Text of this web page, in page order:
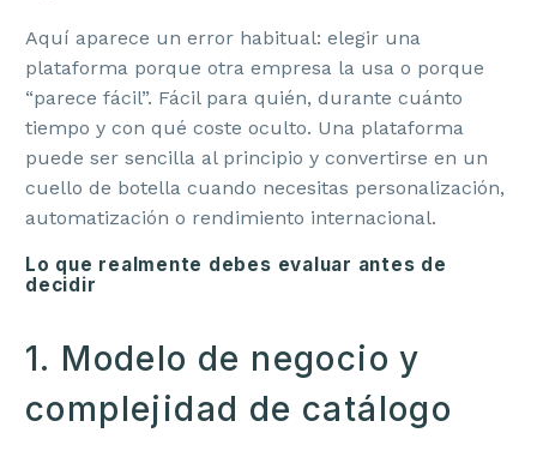
Aquí aparece un error habitual: elegir una
plataforma porque otra empresa la usa o porque
“parece fácil”. Fácil para quién, durante cuánto
tiempo y con qué coste oculto. Una plataforma
puede ser sencilla al principio y convertirse en un
cuello de botella cuando necesitas personalización,
automatización o rendimiento internacional.
Lo que realmente debes evaluar antes de
decidir
1. Modelo de negocio y
complejidad de catálogo